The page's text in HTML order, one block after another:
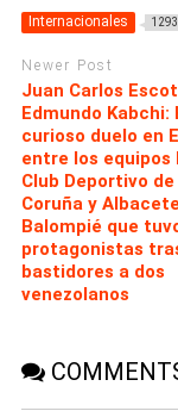
Internacionales 1293
Newer Post
Juan Carlos
Edmundo Kabchi:
curioso duelo en
entre los equipos
Club Deportivo de
Coruña y Albacete
Balompié que
protagonistas
bastidores a dos
venezolanos